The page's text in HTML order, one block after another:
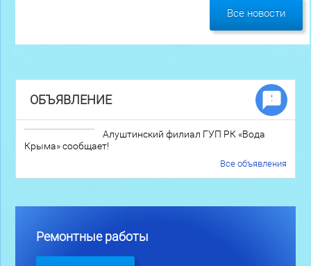
Все новости
ОБЪЯВЛЕНИЕ
Алуштинский филиал ГУП РК «Вода
Крыма» сообщает!
Все объявления
Ремонтные работы